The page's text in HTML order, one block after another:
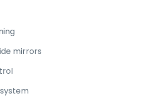
mirrors